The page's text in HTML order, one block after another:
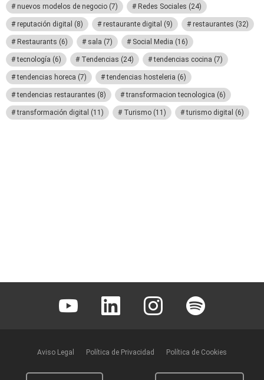
nuevos modelos de negocio (7) Redes Sociales (24)
reputación digital (8) restaurante digital (9) restaurantes (32)
Restaurants (6) sala (7) Social Media (16)
tecnología (6) Tendencias (24) tendencias cocina (7)
tendencias horeca (7) tendencias hosteleria (6)
tendencias restaurantes (8) transformacion tecnologica (6)
transformación digital (11) Turismo (11) turismo digital (6)
Youtube Linkedin Instagram Spotify
Aviso Legal Política de Privacidad Política de Cookies